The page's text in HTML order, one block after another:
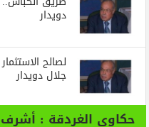
دويدار
لصالح
جلال دويدار
حكاوي الغردقة :